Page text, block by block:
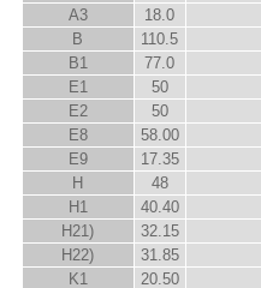
A3
18.0
B
110.5
B1
77.0
E1
50
E2
50
E8
58.00
E9
17.35
H
48
H 1
40.40
H21)
32.15
H22)
31.85
K1
20.50